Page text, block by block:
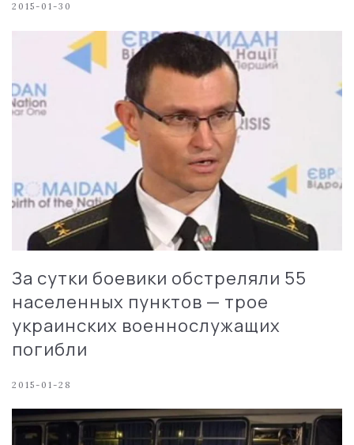
2015-01-30
За сутки боевики обстреляли 55
населенных пунктов — трое
украинских военнослужащих
погибли
2015-01-28